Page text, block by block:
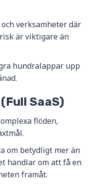
verksamheter där
är viktigare än
hundralappar upp
SaaS)
flöden,
om betydligt mer än
handlar om att få en
framåt.